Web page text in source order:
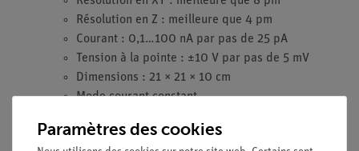
Résolution en Z : meilleure que 4 pm
Courant : 0,1…100 nA par pas de 25 pA
Tension à la pointe : ±10 V par pas de 5 mV
Dimensions : 21 × 21 × 10 cm
Mode courant constant
Spectroscopie courant-tension
Paramètres des cookies